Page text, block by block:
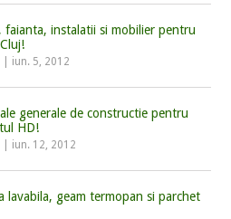
faianta, instalatii si mobilier pentru
iun. 5, 2012
generale de constructie pentru
HD!
iun. 12, 2012
lavabila, geam termopan si parchet